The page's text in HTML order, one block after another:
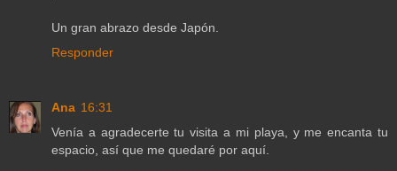
Un gran abrazo desde Japón.
Responder
Ana 16:31
Venía a agradecerte tu visita a mi playa, y me encanta tu
espacio, así que me quedaré por aquí.